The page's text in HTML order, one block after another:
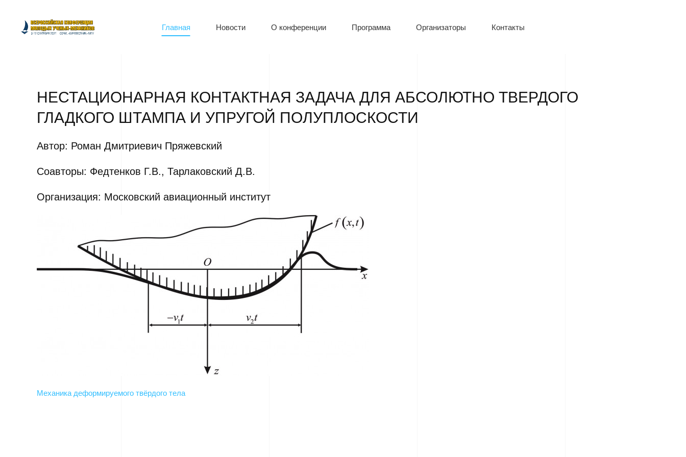
Главная Новости О конференции Программа Организаторы Контакты
НЕСТАЦИОНАРНАЯ КОНТАКТНАЯ ЗАДАЧА ДЛЯ АБСОЛЮТНО ТВЕРДОГО
ГЛАДКОГО ШТАМПА И УПРУГОЙ ПОЛУПЛОСКОСТИ
Автор: Роман Дмитриевич Пряжевский
Соавторы: Федтенков Г.В., Тарлаковский Д.В.
Организация: Московский авиационный институт
Механика деформируемого твёрдого тела